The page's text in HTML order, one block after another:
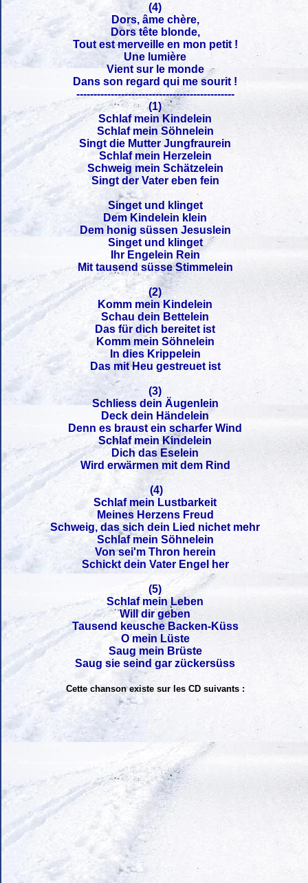
(4)
Dors, âme chère,
Dors tête blonde,
Tout est merveille en mon petit !
Une lumière
Vient sur le monde
Dans son regard qui me sourit !
----------------------------------------------
(1)
Schlaf mein Kindelein
Schlaf mein Söhnelein
Singt die Mutter Jungfraurein
Schlaf mein Herzelein
Schweig mein Schätzelein
Singt der Vater eben fein
Singet und klinget
Dem Kindelein klein
Dem honig süssen Jesuslein
Singet und klinget
Ihr Engelein Rein
Mit tausend süsse Stimmelein
(2)
Komm mein Kindelein
Schau dein Bettelein
Das für dich bereitet ist
Komm mein Söhnelein
In dies Krippelein
Das mit Heu gestreuet ist
(3)
Schliess dein Äugenlein
Deck dein Händelein
Denn es braust ein scharfer Wind
Schlaf mein Kindelein
Dich das Eselein
Wird erwärmen mit dem Rind
(4)
Schlaf mein Lustbarkeit
Meines Herzens Freud
Schweig, das sich dein Lied nichet mehr
Schlaf mein Söhnelein
Von sei'm Thron herein
Schickt dein Vater Engel her
(5)
Schlaf mein Leben
Will dir geben
Tausend keusche Backen-Küss
O mein Lüste
Saug mein Brüste
Saug sie seind gar zückersüss
Cette chanson existe sur les CD suivants :